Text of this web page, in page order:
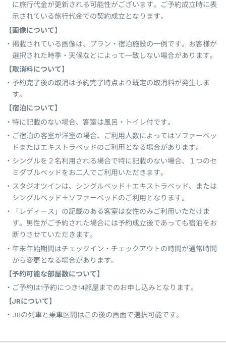
に旅行代金が更新される可能性がございます。ご予約成立時に表
示されている旅行代金での契約成立となります。
【画像について】
掲載されている画像は、プラン・宿泊施設の一例です。お客様が
選択された時季・天候などによって一致しない場合があります。
【取消料について】
予約完了後の取消は予約完了時点より既定の取消料が発生しま
す。
【宿泊について】
特に記載のない場合、客室は風呂・トイレ付です。
ご宿泊の客室が洋室の場合、ご利用人数によってはソファーベッ
ドまたはエキストラベッドのご利用となる場合があります。
シングルを２名利用される場合で特に記載のない場合、１つのセ
ミダブルベッドをお二人でご利用いただきます。
スタジオツインは、シングルベッド＋エキストラベッド、または
シングルベッド＋ソファーベッドのご利用となります。
「レディース」の記載のある客室は女性のみご利用いただけま
す。男性がご予約された場合には予約成立後であっても宿泊をお
断りさせていただきます。
年末年始期間はチェックイン・チェックアウトの時間が通常時間
から変更となる場合があります。
【予約可能な部屋数について】
ご予約は1予約につき14部屋までのお申し込みとなります。
【JRについて】
JRの列車と乗車区間はこの後の画面で選択可能です。